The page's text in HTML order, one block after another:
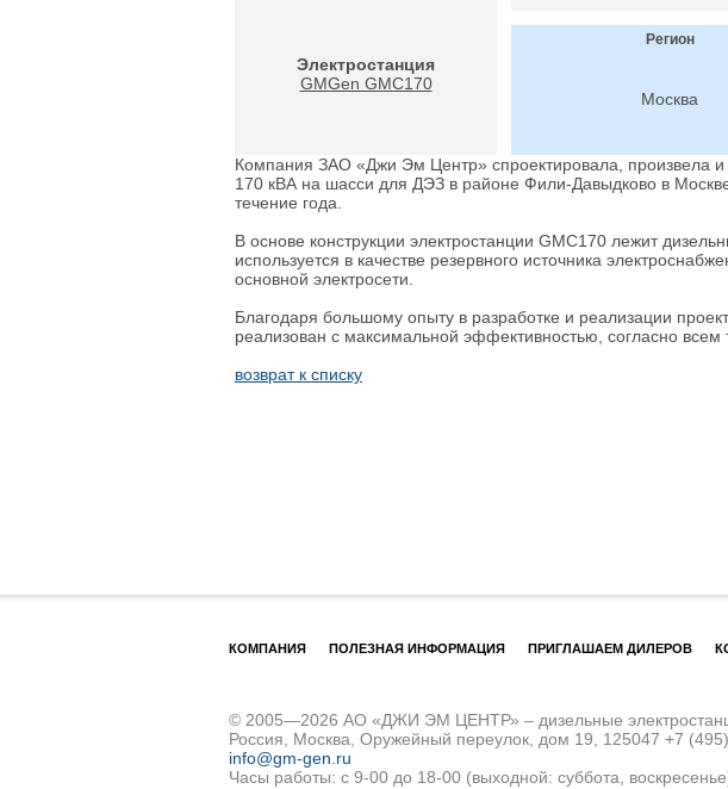
Электростанция
GMGen GMC170
Регион
Москва
Компания ЗАО «Джи Эм Центр» спроектировала, произвела
170 кВА на шасси для ДЭЗ в районе Фили-Давыдково в
течение года.
В основе конструкции электростанции GMC170 лежит
используется в качестве резервного источника
основной электросети.
Благодаря большому опыту в разработке и реализации
реализован с максимальной эффективностью, согласно всем
возврат к списку
КОМПАНИЯ ПОЛЕЗНАЯ ИНФОРМАЦИЯ ПРИГЛАШАЕМ ДИЛЕРОВ
© 2005—2026 АО «ДЖИ ЭМ ЦЕНТР» – дизельные
Россия, Москва, Оружейный переулок, дом 19, 125047 +7
info@gm-gen.ru
Часы работы: с 9-00 до 18-00 (выходной: суббота,